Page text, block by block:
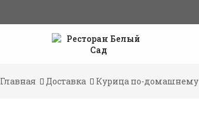
Главная Доставка Курица по-домашнему